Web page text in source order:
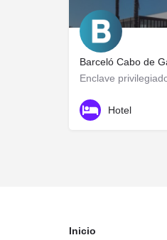
Barceló Cabo de
950184250
Hotel
Inicio